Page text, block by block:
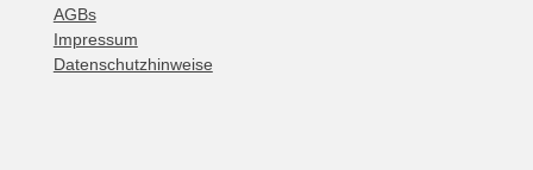
AGBs
Impressum
Datenschutzhinweise